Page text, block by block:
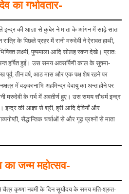
का गर्भावतार-
की आज्ञा से कुबेर ने माता के आंगन में साढ़े सात
के पिछले प्रहर में रानी मरुदेवी ने ऐरावत हाथी,
लक्ष्मी, पुष्पमाला आदि सोलह स्वप्न देखे। प्रात:
हर्षित हुईं। उस समय अवसर्पिणी काल के सुषमा-
पूर्व, तीन वर्ष, आठ मास और एक पक्ष शेष रहने पर
में वङ्कानाभि अहमिन्द्र देवायु का अन्त होने पर
मरुदेवी के गर्भ में अवतीर्ण हुए। उस समय सौधर्म इन्द्र
की आज्ञा से श्री, ह्री आदि देवियाँ और
सैद्धान्तिक चर्चाओं से और गूढ़ प्रश्नों से माता
जन्म महोत्सव-
चैत्र कृष्णा नवमी के दिन सूर्योदय के समय मति-श्रुत-